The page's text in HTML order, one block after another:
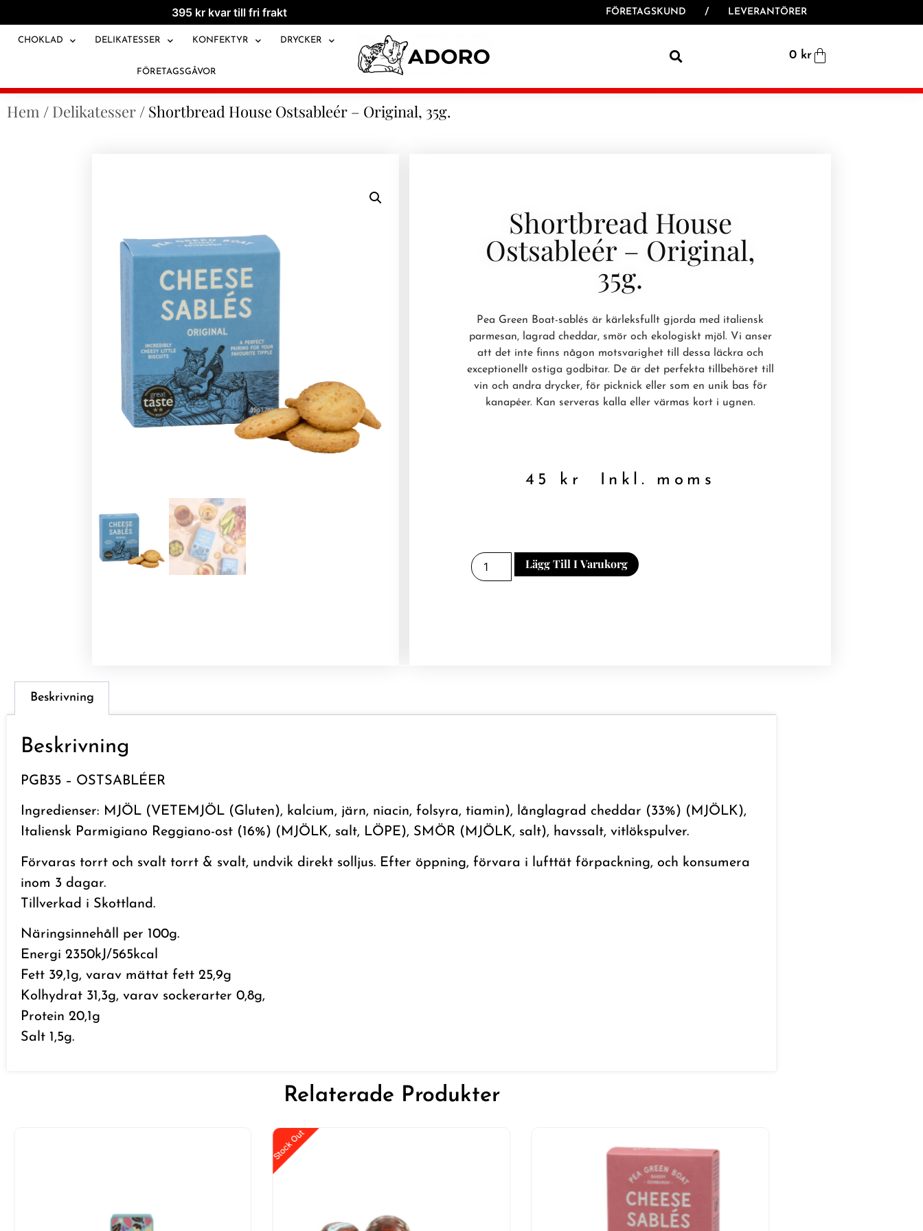
395 kr kvar till fri frakt FÖRETAGSKUND / LEVERANTÖRER
CHOKLAD DELIKATESSER KONFEKTYR DRYCKER
FÖRETAGSGÅVOR
0 kr
Hem / Delikatesser / Shortbread House Ostsableér – Original, 35g.
Shortbread House
Ostsableér – Original,
35g.
Pea Green Boat-sablés är kärleksfullt gjorda med italiensk
parmesan, lagrad cheddar, smör och ekologiskt mjöl. Vi anser
att det inte finns någon motsvarighet till dessa läckra och
exceptionellt ostiga godbitar. De är det perfekta tillbehöret till
vin och andra drycker, för picknick eller som en unik bas för
kanapéer. Kan serveras kalla eller värmas kort i ugnen.
45 kr Inkl. moms
Lägg Till I Varukorg
Beskrivning
Beskrivning
PGB35 – OSTSABLÉER
Ingredienser: MJÖL (VETEMJÖL (Gluten), kalcium, järn, niacin, folsyra, tiamin), långlagrad cheddar (33%) (MJÖLK),
Italiensk Parmigiano Reggiano-ost (16%) (MJÖLK, salt, LÖPE), SMÖR (MJÖLK, salt), havssalt, vitlökspulver.
Förvaras torrt och svalt torrt & svalt, undvik direkt solljus. Efter öppning, förvara i lufttät förpackning, och konsumera
inom 3 dagar.
Tillverkad i Skottland.
Näringsinnehåll per 100g.
Energi 2350kJ/565kcal
Fett 39,1g, varav mättat fett 25,9g
Kolhydrat 31,3g, varav sockerarter 0,8g,
Protein 20,1g
Salt 1,5g.
Relaterade Produkter